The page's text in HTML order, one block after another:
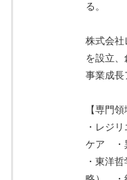
る。
株式会
を設立
事業成長
【専門領
・レジ
ケア ・
・東洋